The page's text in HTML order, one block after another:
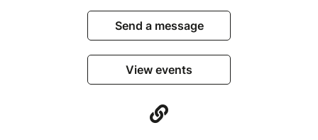
Send a message
View events